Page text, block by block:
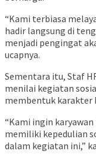
“Kami terbiasa
hadir langsung di
menjadi pengingat
ucapnya.
Sementara itu, Staf
menilai kegiatan
membentuk karakter
“Kami ingin
memiliki kepedulian
dalam kegiatan ini,”